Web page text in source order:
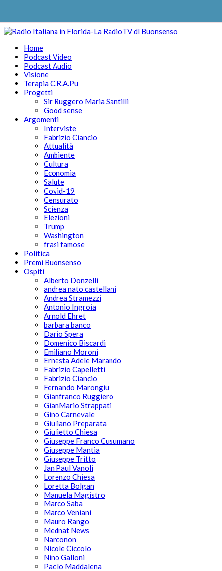
Home
Podcast Video
Podcast Audio
Visione
Terapia C.R.A.Pu
Progetti
Sir Ruggero Maria Santilli
Good sense
Argomenti
Interviste
Fabrizio Ciancio
Attualità
Ambiente
Cultura
Economia
Salute
Covid-19
Censurato
Scienza
Elezioni
Trump
Washington
frasi famose
Politica
Premi Buonsenso
Ospiti
Alberto Donzelli
andrea nato castellani
Andrea Stramezzi
Antonio Ingroia
Arnold Ehret
barbara banco
Dario Spera
Domenico Biscardi
Emiliano Moroni
Ernesta Adele Marando
Fabrizio Capelletti
Fabrizio Ciancio
Fernando Marongiu
Gianfranco Ruggiero
GianMario Strappati
Gino Carnevale
Giuliano Preparata
Giulietto Chiesa
Giuseppe Franco Cusumano
Giuseppe Mantia
Giuseppe Tritto
Jan Paul Vanoli
Lorenzo Chiesa
Loretta Bolgan
Manuela Magistro
Marco Saba
Marco Veniani
Mauro Rango
Mednat News
Narconon
Nicole Ciccolo
Nino Galloni
Paolo Maddalena